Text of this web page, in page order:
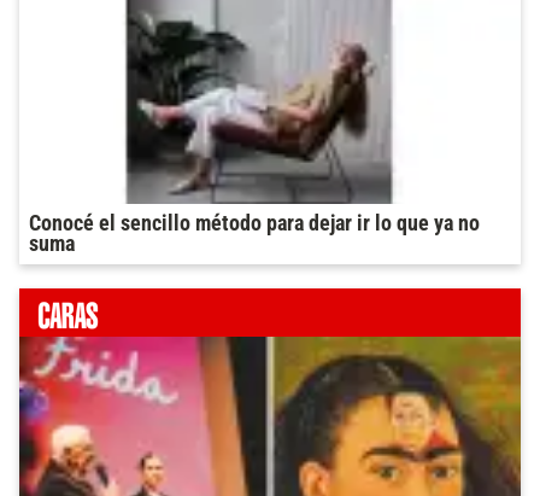
Conocé el sencillo método para dejar ir lo que ya no
suma